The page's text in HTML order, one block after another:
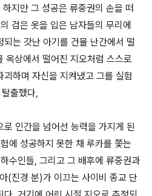
지만 그 성공은 류중권의 손을 떠
검은 옷을 입은 남자들의 무리에
는 갓난 아기를 건물 난간에서 떨
옥상에서 떨어진 지오처럼 스스로
하며 자신을 지켜냈고 그를 실험
출했다,
인간을 넘어선 능력을 가지게 된
에 성공하지 못한 채 루카를 쫓는
수인들, 그리고 그 배후에 류중권과
(진경 분)가 이끄는 사이비 종교 단